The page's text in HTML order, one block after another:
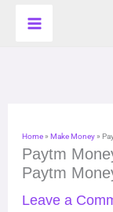
Home» Make Money»
Paytm
Paytm
Leave a